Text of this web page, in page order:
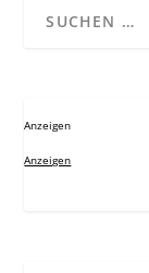
Anzeigen
Anzeigen